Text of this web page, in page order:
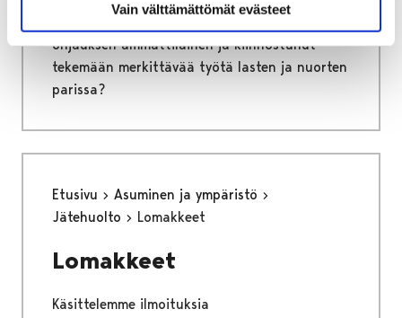
Vain välttämättömät evästeet
ohjauksen ammattilainen ja kiinnostunut
tekemään merkittävää työtä lasten ja nuorten
parissa?
Etusivu
Asuminen ja ympäristö
Jätehuolto
Lomakkeet
Lomakkeet
Käsittelemme ilmoituksia